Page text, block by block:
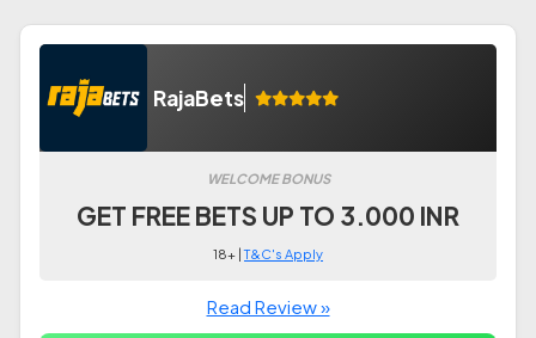
RajaBets
WELCOME BONUS
GET FREE BETS UP TO 3.000 INR
18+ |T&C's Apply
Read Review »